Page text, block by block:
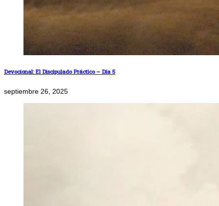
Devocional: El Discipulado Práctico – Día 5
septiembre 26, 2025